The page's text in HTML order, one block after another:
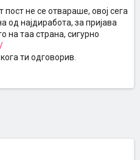
не се отвараше, овој сега
од најдиработа, за пријава
на таа страна, сигурно
ти одговорив.